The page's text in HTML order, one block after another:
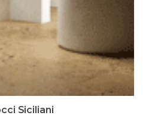
Siciliani